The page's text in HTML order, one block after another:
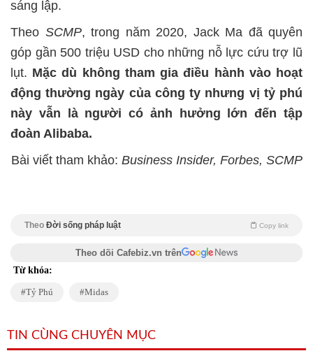
sáng lập.
Theo SCMP, trong năm 2020, Jack Ma đã quyên
góp gần 500 triệu USD cho những nỗ lực cứu trợ lũ
lụt. Mặc dù không tham gia điều hành vào hoạt
động thường ngày của công ty nhưng vị tỷ phú
này vẫn là người có ảnh hưởng lớn đến tập
đoàn Alibaba.
Bài viết tham khảo: Business Insider, Forbes, SCMP
Theo Đời sống pháp luật Copy link
Theo dõi Cafebiz.vn trên
Từ khóa:
Tỷ Phú Midas
TIN CÙNG CHUYÊN MỤC